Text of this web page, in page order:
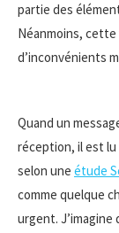
partie des
Néanmoins,
d’inconvénients
Quand un
réception, il est lu
selon une étude
comme quelque
urgent. J’imagine